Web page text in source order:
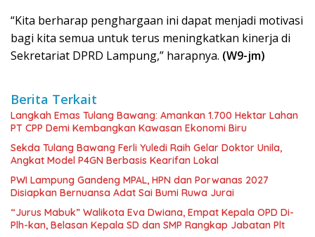
“Kita berharap penghargaan ini dapat menjadi motivasi
bagi kita semua untuk terus meningkatkan kinerja di
Sekretariat DPRD Lampung,” harapnya. (W9-jm)
Berita Terkait
Langkah Emas Tulang Bawang: Amankan 1.700 Hektar Lahan
PT CPP Demi Kembangkan Kawasan Ekonomi Biru
Sekda Tulang Bawang Ferli Yuledi Raih Gelar Doktor Unila,
Angkat Model P4GN Berbasis Kearifan Lokal
PWI Lampung Gandeng MPAL, HPN dan Porwanas 2027
Disiapkan Bernuansa Adat Sai Bumi Ruwa Jurai
“Jurus Mabuk” Walikota Eva Dwiana, Empat Kepala OPD Di-
Plh-kan, Belasan Kepala SD dan SMP Rangkap Jabatan Plt